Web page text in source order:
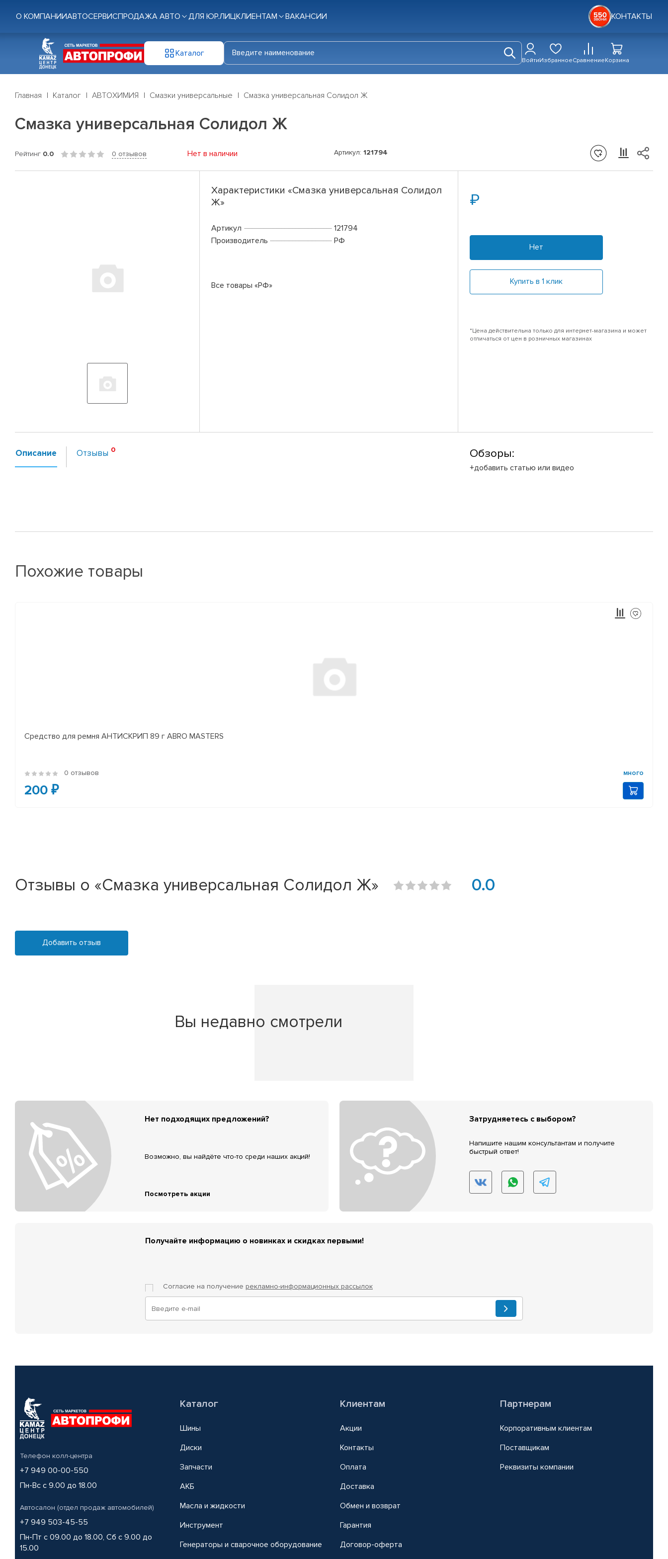
О КОМПАНИИАВТОСЕРВИСПРОДАЖА АВТО ДЛЯ ЮР.ЛИЦКЛИЕНТАМ ВАКАНСИИ КОНТАКТЫ
Каталог
ВойтиИзбранноеСравнениеКорзина
Главная Каталог АВТОХИМИЯ Смазки универсальные Смазка универсальная Солидол Ж
Смазка универсальная Солидол Ж
Рейтинг 0.0 0 отзывов Нет в наличии Артикул: 121794
Характеристики «Смазка универсальная Солидол
Ж»
Артикул
121794
Производитель
РФ
Все товары «РФ»
Нет
Купить в 1 клик
*Цена действительна только для интернет-магазина и может
отличаться от цен в розничных магазинах
Описание Отзывы Обзоры:
+добавить статью или видео
Похожие товары
Средство для ремня АНТИСКРИП 89 г ABRO MASTERS
0 отзывов много
200 ₽
Отзывы о «Смазка универсальная Солидол Ж» 0.0
Добавить отзыв
Вы недавно смотрели
Нет подходящих предложений?
Возможно, вы найдёте что-то среди наших акций!
Посмотреть акции
Затрудняетесь с выбором?
Напишите нашим консультантам и получите
быстрый ответ!
Получайте информацию о новинках и скидках первыми!
Согласие на получение рекламно-информационных рассылок
Телефон колл-центра
+7 949 00-00-550
Пн-Вс с 9.00 до 18.00
Автосалон (отдел продаж автомобилей)
+7 949 503-45-55
Пн-Пт с 09.00 до 18.00, Сб с 9.00 до
15.00
Каталог
Шины
Диски
Запчасти
АКБ
Масла и жидкости
Инструмент
Генераторы и сварочное оборудование
Клиентам
Акции
Контакты
Оплата
Доставка
Обмен и возврат
Гарантия
Договор-оферта
Партнерам
Корпоративным клиентам
Поставщикам
Реквизиты компании